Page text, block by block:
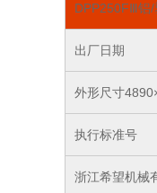
DPP250FⅢ铝
出厂日期
外形尺寸
执行标准号
浙江希望机械